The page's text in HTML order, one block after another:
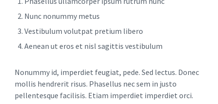
Nunc nonummy metus
Vestibulum volutpat pretium libero
Aenean ut eros et nisl sagittis vestibulum
Nonummy id, imperdiet feugiat, pede. Sed lectus. Donec
mollis hendrerit risus. Phasellus nec sem in justo
pellentesque facilisis. Etiam imperdiet imperdiet orci.